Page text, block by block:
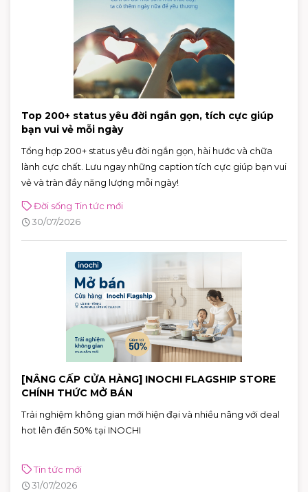
Top 200+ status yêu đời ngắn gọn, tích cực giúp
bạn vui vẻ mỗi ngày
Tổng hợp 200+ status yêu đời ngắn gọn, hài hước và chữa
lành cực chất. Lưu ngay những caption tích cực giúp bạn vui
vẻ và tràn đầy năng lượng mỗi ngày!
Đời sống Tin tức mới
30/07/2026
[NÂNG CẤP CỬA HÀNG] INOCHI FLAGSHIP STORE
CHÍNH THỨC MỞ BÁN
Trải nghiệm không gian mới hiện đại và nhiều nâng với deal
hot lên đến 50% tại INOCHI
Tin tức mới
31/07/2026